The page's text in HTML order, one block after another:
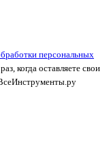
персональных
когда оставляете свои